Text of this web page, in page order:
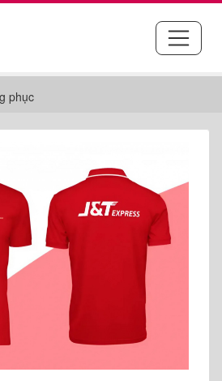
phục